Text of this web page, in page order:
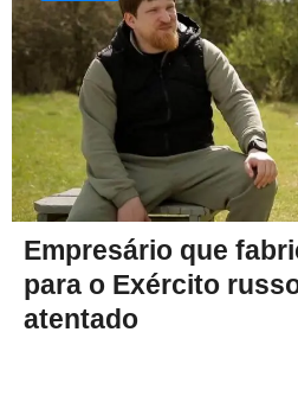
Empresário que
para o Exército
atentado